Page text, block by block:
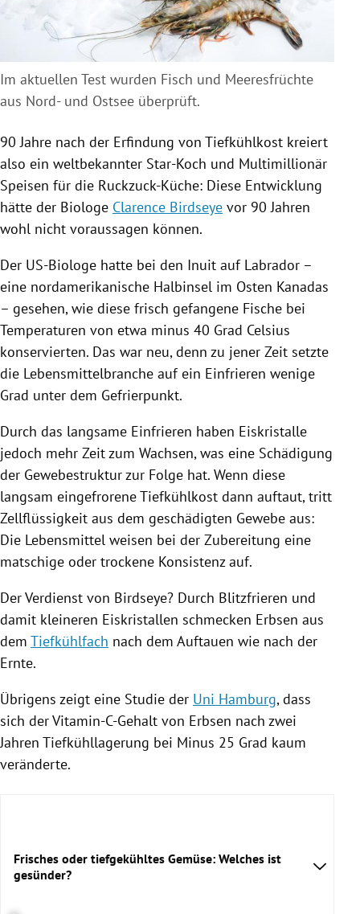
Im aktuellen Test wurden Fisch und Meeresfrüchte
aus Nord- und Ostsee überprüft.
90 Jahre nach der Erfindung von Tiefkühlkost kreiert
also ein weltbekannter Star-Koch und Multimillionär
Speisen für die Ruckzuck-Küche: Diese Entwicklung
hätte der Biologe Clarence Birdseye vor 90 Jahren
wohl nicht voraussagen können.
Der US-Biologe hatte bei den Inuit auf Labrador –
eine nordamerikanische Halbinsel im Osten Kanadas
– gesehen, wie diese frisch gefangene Fische bei
Temperaturen von etwa minus 40 Grad Celsius
konservierten. Das war neu, denn zu jener Zeit setzte
die Lebensmittelbranche auf ein Einfrieren wenige
Grad unter dem Gefrierpunkt.
Durch das langsame Einfrieren haben Eiskristalle
jedoch mehr Zeit zum Wachsen, was eine Schädigung
der Gewebestruktur zur Folge hat. Wenn diese
langsam eingefrorene Tiefkühlkost dann auftaut, tritt
Zellflüssigkeit aus dem geschädigten Gewebe aus:
Die Lebensmittel weisen bei der Zubereitung eine
matschige oder trockene Konsistenz auf.
Der Verdienst von Birdseye? Durch Blitzfrieren und
damit kleineren Eiskristallen schmecken Erbsen aus
dem Tiefkühlfach nach dem Auftauen wie nach der
Ernte.
Übrigens zeigt eine Studie der Uni Hamburg, dass
sich der Vitamin-C-Gehalt von Erbsen nach zwei
Jahren Tiefkühllagerung bei Minus 25 Grad kaum
veränderte.
Frisches oder tiefgekühltes Gemüse: Welches ist
gesünder?